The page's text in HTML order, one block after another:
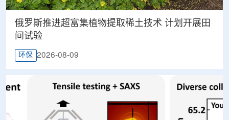
俄罗斯推进超富集植物提取稀土技术 计划开展田
间试验
环保 2026-08-09